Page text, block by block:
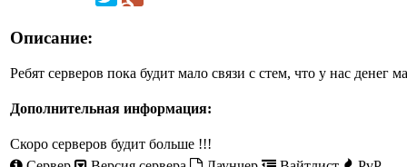
Описание:
Ребят серверов пока будит мало связи с стем, что у нас денег
Дополнительная информация:
Скоро серверов будит больше !!!